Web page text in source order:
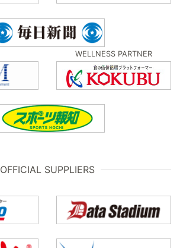
WELLNESS PARTNER
OFFICIAL SUPPLIERS